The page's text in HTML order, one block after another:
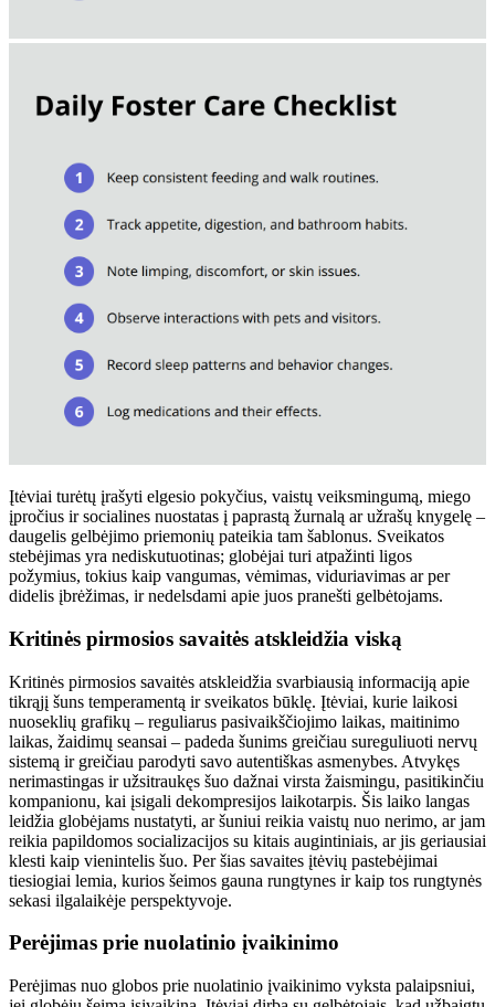
Įtėviai turėtų įrašyti elgesio pokyčius, vaistų veiksmingumą, miego
įpročius ir socialines nuostatas į paprastą žurnalą ar užrašų knygelę –
daugelis gelbėjimo priemonių pateikia tam šablonus. Sveikatos
stebėjimas yra nediskutuotinas; globėjai turi atpažinti ligos
požymius, tokius kaip vangumas, vėmimas, viduriavimas ar per
didelis įbrėžimas, ir nedelsdami apie juos pranešti gelbėtojams.
Kritinės pirmosios savaitės atskleidžia viską
Kritinės pirmosios savaitės atskleidžia svarbiausią informaciją apie
tikrąjį šuns temperamentą ir sveikatos būklę. Įtėviai, kurie laikosi
nuoseklių grafikų – reguliarus pasivaikščiojimo laikas, maitinimo
laikas, žaidimų seansai – padeda šunims greičiau sureguliuoti nervų
sistemą ir greičiau parodyti savo autentiškas asmenybes. Atvykęs
nerimastingas ir užsitraukęs šuo dažnai virsta žaismingu, pasitikinčiu
kompanionu, kai įsigali dekompresijos laikotarpis. Šis laiko langas
leidžia globėjams nustatyti, ar šuniui reikia vaistų nuo nerimo, ar jam
reikia papildomos socializacijos su kitais augintiniais, ar jis geriausiai
klesti kaip vienintelis šuo. Per šias savaites įtėvių pastebėjimai
tiesiogiai lemia, kurios šeimos gauna rungtynes ​​ir kaip tos rungtynės
sekasi ilgalaikėje perspektyvoje.
Perėjimas prie nuolatinio įvaikinimo
Perėjimas nuo globos prie nuolatinio įvaikinimo vyksta palaipsniui,